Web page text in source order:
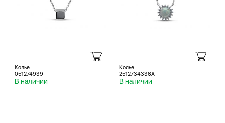
Колье
051274939
В наличии
Колье
2512734336A
В наличии